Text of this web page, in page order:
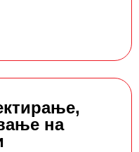
на